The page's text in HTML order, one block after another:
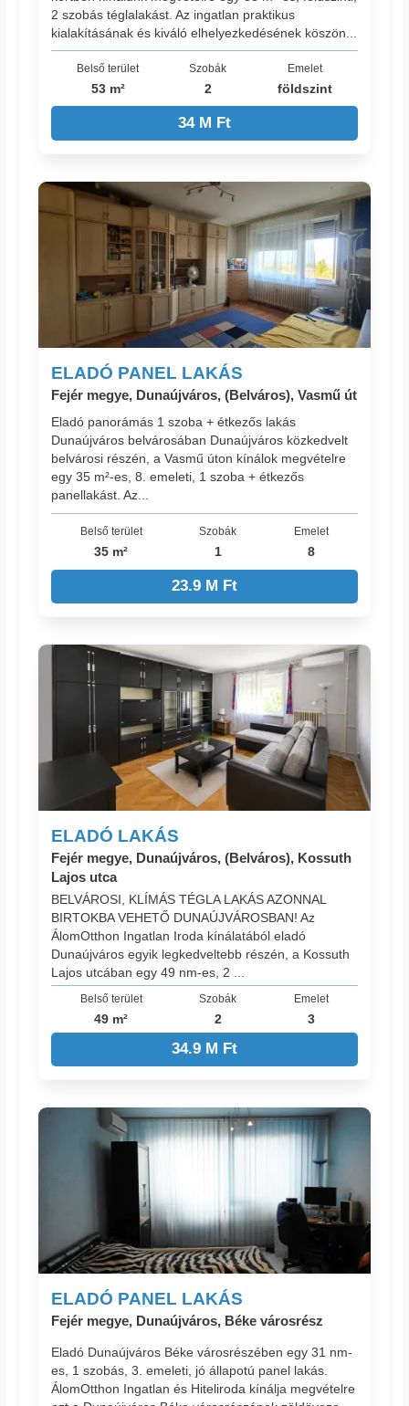
2 szobás téglalakást. Az ingatlan praktikus
kialakításának és kiváló elhelyezkedésének köszön...
Belső terület
53 m²
Szobák
2
Emelet
földszint
34 M Ft
ELADÓ PANEL LAKÁS
Fejér megye, Dunaújváros, (Belváros), Vasmű út
Eladó panorámás 1 szoba + étkezős lakás
Dunaújváros belvárosában Dunaújváros közkedvelt
belvárosi részén, a Vasmű úton kínálok megvételre
egy 35 m²-es, 8. emeleti, 1 szoba + étkezős
panellakást. Az...
Belső terület
35 m²
Szobák
1
Emelet
8
23.9 M Ft
ELADÓ LAKÁS
Fejér megye, Dunaújváros, (Belváros), Kossuth
Lajos utca
BELVÁROSI, KLÍMÁS TÉGLA LAKÁS AZONNAL
BIRTOKBA VEHETŐ DUNAÚJVÁROSBAN! Az
ÁlomOtthon Ingatlan Iroda kínálatából eladó
Dunaújváros egyik legkedveltebb részén, a Kossuth
Lajos utcában egy 49 nm-es, 2 ...
Belső terület
49 m²
Szobák
2
Emelet
3
34.9 M Ft
ELADÓ PANEL LAKÁS
Fejér megye, Dunaújváros, Béke városrész
Eladó Dunaújváros Béke városrészében egy 31 nm-
es, 1 szobás, 3. emeleti, jó állapotú panel lakás.
ÁlomOtthon Ingatlan és Hiteliroda kínálja megvételre